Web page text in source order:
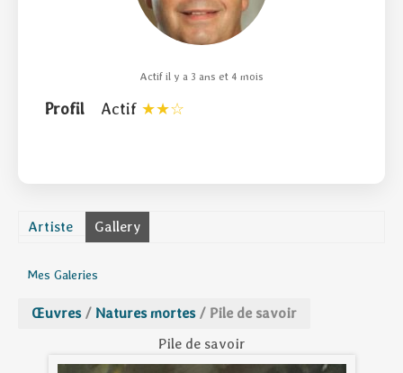
Actif il y a 3 ans et 4 mois
Profil Actif
Artiste Gallery
Mes Galeries
Œuvres / Natures mortes / Pile de savoir
Pile de savoir